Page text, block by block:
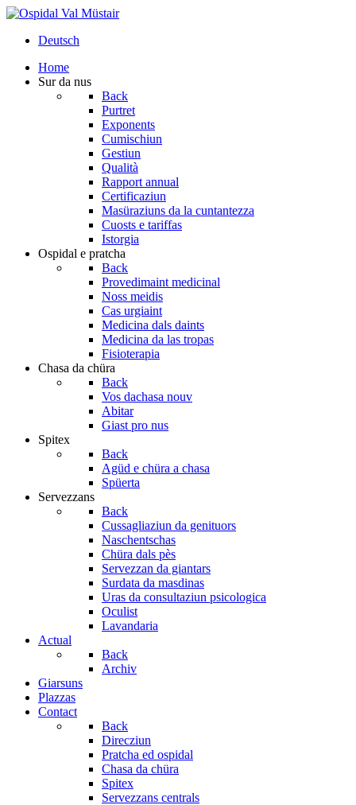
Deutsch
Home
Sur da nus
Back
Purtret
Exponents
Cumischiun
Gestiun
Qualità
Rapport annual
Certificaziun
Masüraziuns da la cuntantezza
Cuosts e tariffas
Istorgia
Ospidal e pratcha
Back
Provedimaint medicinal
Noss meidis
Cas urgiaint
Medicina dals daints
Medicina da las tropas
Fisioterapia
Chasa da chüra
Back
Vos dachasa nouv
Abitar
Giast pro nus
Spitex
Back
Agüd e chüra a chasa
Spüerta
Servezzans
Back
Cussagliaziun da genituors
Naschentschas
Chüra dals pès
Servezzan da giantars
Surdata da masdinas
Uras da consultaziun psicologica
Oculist
Lavandaria
Actual
Back
Archiv
Giarsuns
Plazzas
Contact
Back
Direcziun
Pratcha ed ospidal
Chasa da chüra
Spitex
Servezzans centrals